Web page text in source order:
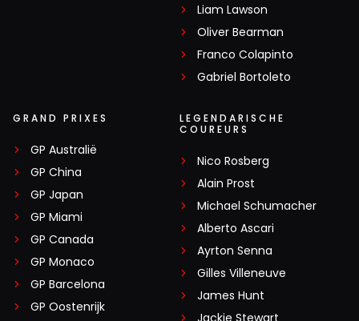
Liam Lawson
Oliver Bearman
Franco Colapinto
Gabriel Bortoleto
GRAND PRIXES
GP Australië
GP China
GP Japan
GP Miami
GP Canada
GP Monaco
GP Barcelona
GP Oostenrijk
LEGENDARISCHE
COUREURS
Nico Rosberg
Alain Prost
Michael Schumacher
Alberto Ascari
Ayrton Senna
Gilles Villeneuve
James Hunt
Jackie Stewart